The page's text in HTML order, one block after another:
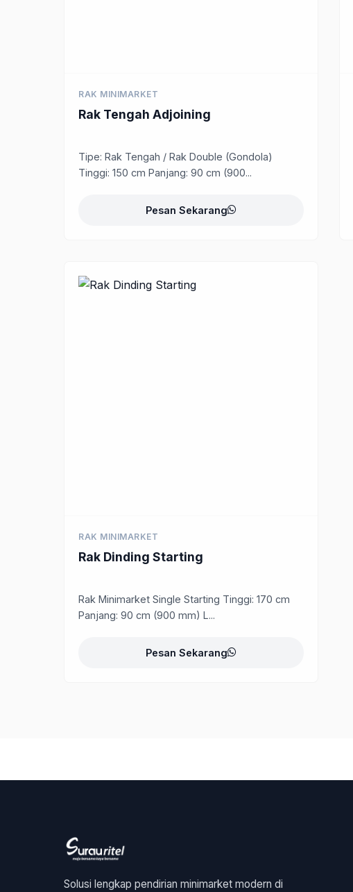
RAK MINIMARKET
Rak Tengah Adjoining
Tipe: Rak Tengah / Rak Double (Gondola)
Tinggi: 150 cm Panjang: 90 cm (900...
Pesan Sekarang
RAK MINIMARKET
Rak Dinding Starting
Rak Minimarket Single Starting Tinggi: 170 cm
Panjang: 90 cm (900 mm) L...
Pesan Sekarang
Solusi lengkap pendirian minimarket modern di